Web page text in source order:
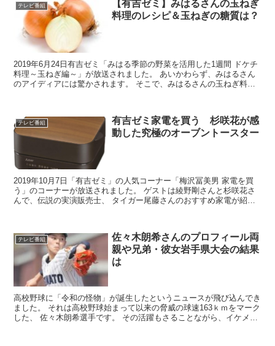
テレビ番組
【有吉ゼミ】みはるさんの玉ねぎ
料理のレシピ＆玉ねぎの糖質は？
2019年6月24日有吉ゼミ「みはる季節の野菜を活用した1週間 ドケチ
料理～玉ねぎ編～」が放送されました。 あいかわらず、みはるさん
のアイディアには驚かされます。 そこで、みはるさんの玉ねぎ料理
テレビ番組
有吉ゼミ家電を買う 杉咲花が感
動した究極のオーブントースター
2019年10月7日「有吉ゼミ」の人気コーナー「梅沢冨美男 家電を買
う」のコーナーが放送されました。 ゲストは綾野剛さんと杉咲花さ
んで、伝説の実演販売士、 タイガー尾藤さんのおすすめ家電が紹介
テレビ番組
佐々木朗希さんのプロフィール両
親や兄弟・彼女岩手県大会の結果
は
高校野球に「令和の怪物」が誕生したというニュースが飛び込んでき
ました。 それは高校野球始まって以来の脅威の球速163ｋｍをマーク
した、 佐々木朗希選手です。 その活躍もさることながら、イケメン